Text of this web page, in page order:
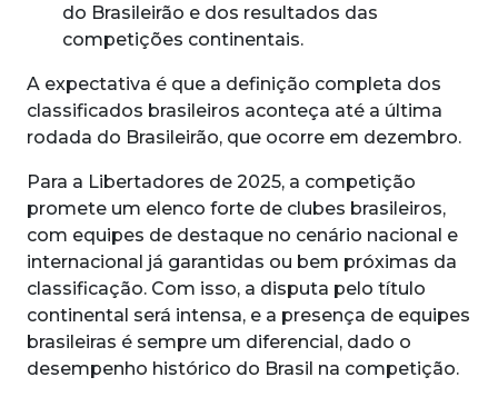
do Brasileirão e dos resultados das
competições continentais.
A expectativa é que a definição completa dos
classificados brasileiros aconteça até a última
rodada do Brasileirão, que ocorre em dezembro.
Para a Libertadores de 2025, a competição
promete um elenco forte de clubes brasileiros,
com equipes de destaque no cenário nacional e
internacional já garantidas ou bem próximas da
classificação. Com isso, a disputa pelo título
continental será intensa, e a presença de equipes
brasileiras é sempre um diferencial, dado o
desempenho histórico do Brasil na competição.